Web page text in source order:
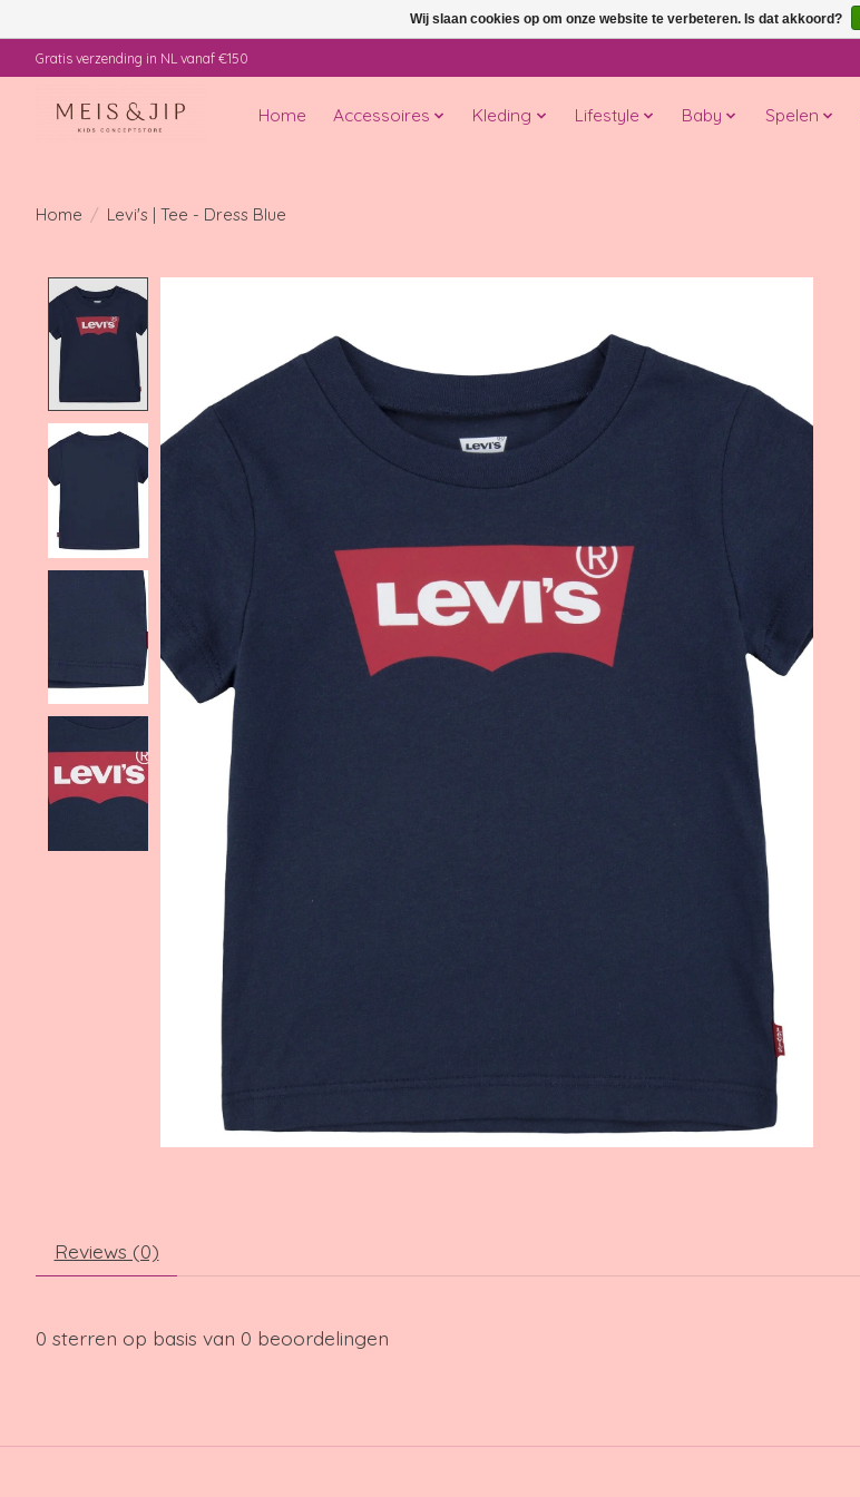
Gratis verzending in NL vanaf €150
Home Accessoires Kleding Lifestyle Baby Spelen
Home / Levi's | Tee - Dress Blue
Reviews (0)
0 sterren op basis van 0 beoordelingen
Wij slaan cookies op om onze website te verbeteren. Is dat akkoord?